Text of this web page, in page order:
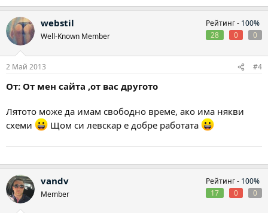
webstil
Well-Known Member
Рейтинг - 100%
28
0 0
2 Май 2013 #4
От: От мен сайта ,от вас другото
Лятото може да имам свободно време, ако има някви
схеми
Щом си левскар е добре работата
vandv
Member
Рейтинг - 100%
17
0 0